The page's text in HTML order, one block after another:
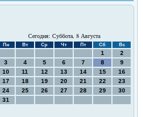
Сегодня: Суббота, 8 Августа
Пн Вт Ср Чт Пт Сб Вс
1
2
3
4 5 6 7 8
9
10
11 12 13 14 15
16
17
18 19 20 21 22
23
24
25 26 27 28 29
30
31